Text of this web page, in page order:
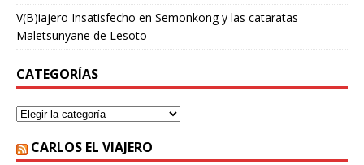
V(B)iajero Insatisfecho en Semonkong y las cataratas
Maletsunyane de Lesoto
CATEGORÍAS
CARLOS EL VIAJERO